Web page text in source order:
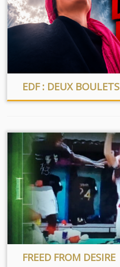
EDF : DEUX BOULETS
FREED FROM DESIRE